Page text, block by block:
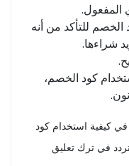
المفعول.
للتأكد من أنه
شراءها.
كود الخصم،
كيفية استخدام كود
في ترك تعليق